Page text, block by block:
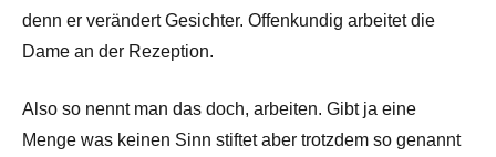
denn er verändert Gesichter. Offenkundig arbeitet die
Dame an der Rezeption.
Also so nennt man das doch, arbeiten. Gibt ja eine
Menge was keinen Sinn stiftet aber trotzdem so genannt